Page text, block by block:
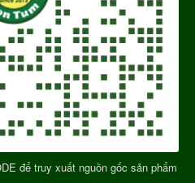
để truy xuất nguồn gốc sản phẩm